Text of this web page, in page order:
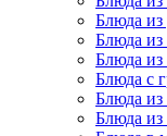
Блюда из
Блюда из
Блюда
Блюда с
Блюда
Блюда